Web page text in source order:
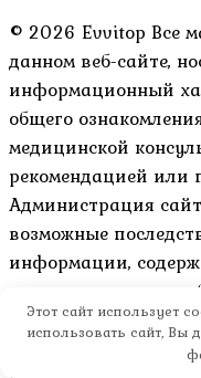
© 2026 Evvitop Все
данном веб-сайте,
информационный
общего
медицинской
рекомендацией или
Администрация
возможные
информации,
принятием каких-
здоровья или
жизни,
Этот сайт использует
использовать сайт, Вы